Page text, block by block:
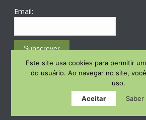
Email:
Subscrever
Email Marketing by E-goi
Este site usa cookies para permitir
do usuário. Ao navegar no site,
uso.
Aceitar
Saber